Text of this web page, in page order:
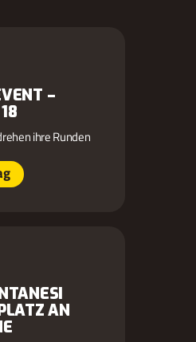
–
ihre Runden
AN